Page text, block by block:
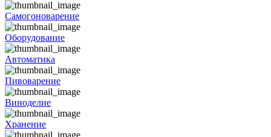
Самогоноварение
Оборудование
Автоматика
Пивоварение
Виноделие
Хранение